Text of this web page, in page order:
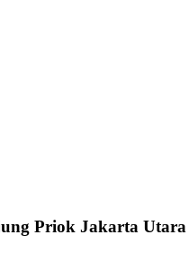
Priok Jakarta Utara